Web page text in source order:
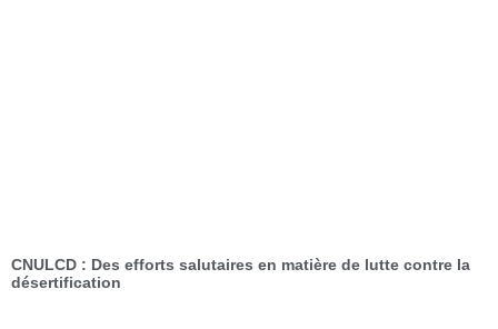
CNULCD : Des efforts salutaires en matière de lutte contre la
désertification